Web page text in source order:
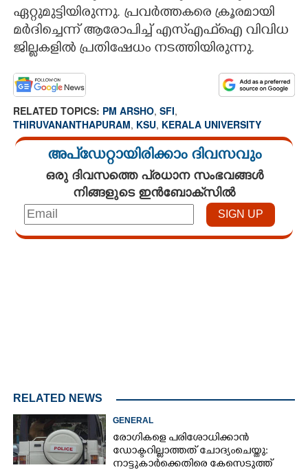
ഏറ്റുമുട്ടിയിരുന്നു. പ്രവർത്തകരെ ക്രൂരമായി
മർദിച്ചെന്ന് ആരോപിച്ച് എസ്എഫ്ഐ വിവിധ
ജില്ലകളിൽ പ്രതിഷേധം നടത്തിയിരുന്നു.
RELATED TOPICS: PM ARSHO, SFI,
THIRUVANANTHAPURAM, KSU, KERALA UNIVERSITY
അപ്ഡേറ്റായിരിക്കാം ദിവസവും
ഒരു ദിവസത്തെ പ്രധാന സംഭവങ്ങൾ
നിങ്ങളുടെ ഇൻബോക്സിൽ
RELATED NEWS
GENERAL
രോഗികളെ പരിശോധിക്കാൻ
ഡോക്ടറില്ലാത്തത് ചോദ്യംചെയ്തു:
നാട്ടുകാർക്കെതിരെ കേസെടുത്ത്